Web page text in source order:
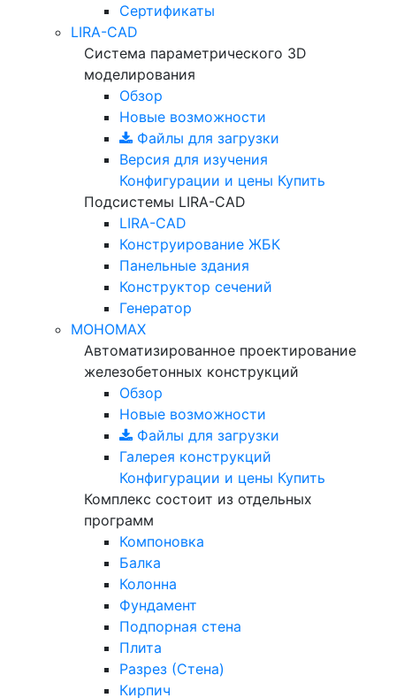
Сертификаты
LIRA-CAD
Система параметрического 3D
моделирования
Обзор
Новые возможности
Файлы для загрузки
Версия для изучения
Конфигурации и цены Купить
Подсистемы LIRA-CAD
LIRA-CAD
Конструирование ЖБК
Панельные здания
Конструктор сечений
Генератор
МОНОМАХ
Автоматизированное проектирование
железобетонных конструкций
Обзор
Новые возможности
Файлы для загрузки
Галерея конструкций
Конфигурации и цены Купить
Комплекс состоит из отдельных
программ
Компоновка
Балка
Колонна
Фундамент
Подпорная стена
Плита
Разрез (Стена)
Кирпич